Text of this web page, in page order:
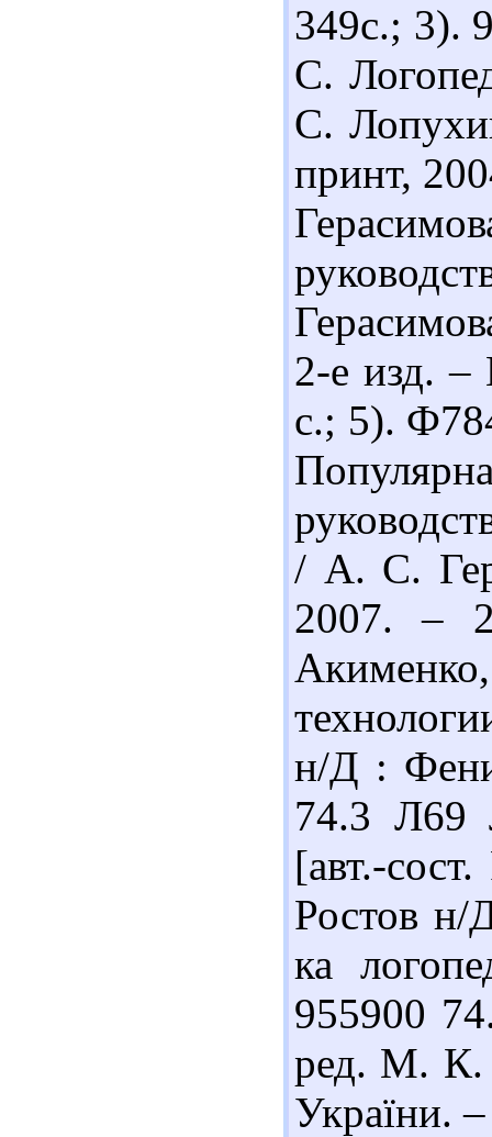
349с.; 3).
С.
С.
принт,
2-е изд.
с.; 5).
/ А. С.
2007. –
н/Д :
74.3 Л69
[авт.-
Ростов
ка
955900
ред. М. К.
України.